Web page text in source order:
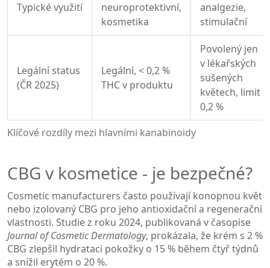
Klíčové rozdíly mezi hlavními kanabinoidy
Typické využití
neuroprotektivní,
kosmetika
analgezie,
stimulační
Legální status
(ČR 2025)
Legální, < 0,2 %
THC v produktu
Povolený jen
v lékařských
sušených
květech, limit
0,2 %
CBG v kosmetice - je bezpečné?
Cosmetic manufacturers často používají konopnou květ
nebo izolovaný CBG pro jeho antioxidační a regenerační
vlastnosti. Studie z roku 2024, publikovaná v časopise
Journal of Cosmetic Dermatology, prokázala, že krém s 2 %
CBG zlepšil hydrataci pokožky o 15 % během čtyř týdnů
a snížil erytém o 20 %.